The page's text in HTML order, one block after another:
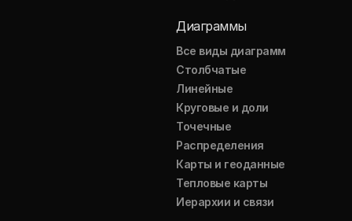
Диаграммы
Все виды диаграмм
Столбчатые
Линейные
Круговые и доли
Точечные
Распределения
Карты и геоданные
Тепловые карты
Иерархии и связи